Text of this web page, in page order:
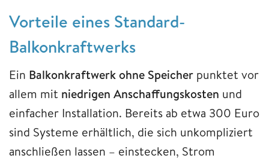
Vorteile eines Standard-
Balkonkraftwerks
Ein Balkonkraftwerk ohne Speicher punktet vor
allem mit niedrigen Anschaffungskosten und
einfacher Installation. Bereits ab etwa 300 Euro
sind Systeme erhältlich, die sich unkompliziert
anschließen lassen – einstecken, Strom